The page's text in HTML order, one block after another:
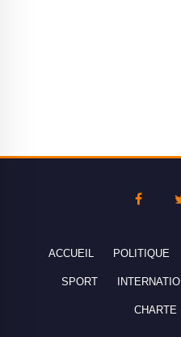
ACCUEIL POLITIQUE
SPORT
CHARTE